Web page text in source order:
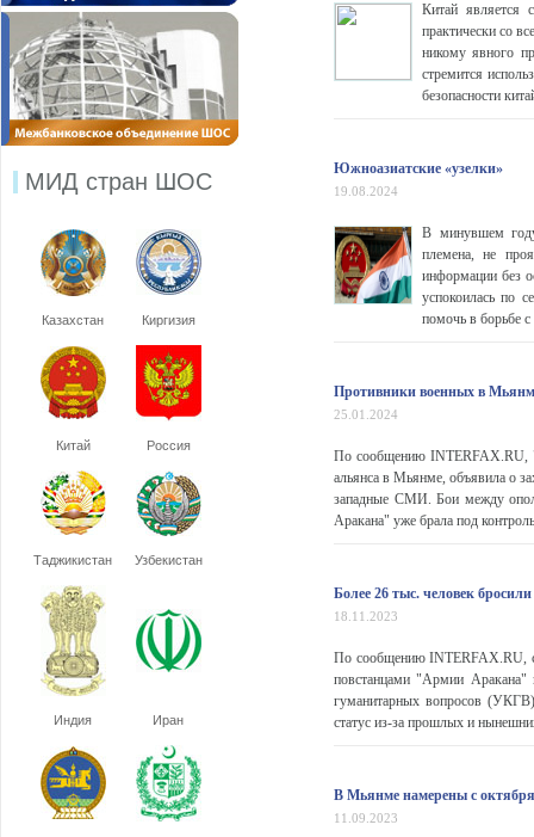
МИД стран ШОС
Казахстан Киргизия
Китай Россия
Таджикистан Узбекистан
Индия Иран
Китай является
практически со
никому явного
стремится
безопасности
Южноазиатские «узелки»
19.08.2024
В минувшем году
племена, не
информации без
успокоилась по
помочь в борьбе
Противники военных в
25.01.2024
По сообщению INTERFAX.RU,
альянса в Мьянме, объявила о
западные СМИ. Бои между
Аракана" уже брала под
Более 26 тыс. человек
18.11.2023
По сообщению INTERFAX.RU,
повстанцами "Армии Аракана"
гуманитарных вопросов
статус из-за прошлых и
В Мьянме намерены с
11.09.2023